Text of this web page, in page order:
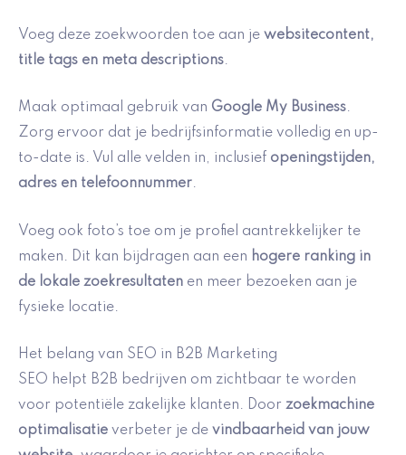
Voeg deze zoekwoorden toe aan je websitecontent,
title tags en meta descriptions.
Maak optimaal gebruik van Google My Business.
Zorg ervoor dat je bedrijfsinformatie volledig en up-
to-date is. Vul alle velden in, inclusief openingstijden,
adres en telefoonnummer.
Voeg ook foto’s toe om je profiel aantrekkelijker te
maken. Dit kan bijdragen aan een hogere ranking in
de lokale zoekresultaten en meer bezoeken aan je
fysieke locatie.
Het belang van SEO in B2B Marketing
SEO helpt B2B bedrijven om zichtbaar te worden
voor potentiële zakelijke klanten. Door zoekmachine
optimalisatie verbeter je de vindbaarheid van jouw